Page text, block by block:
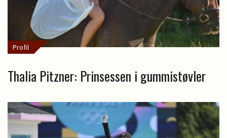
Profil
Thalia Pitzner: Prinsessen i gummistøvler